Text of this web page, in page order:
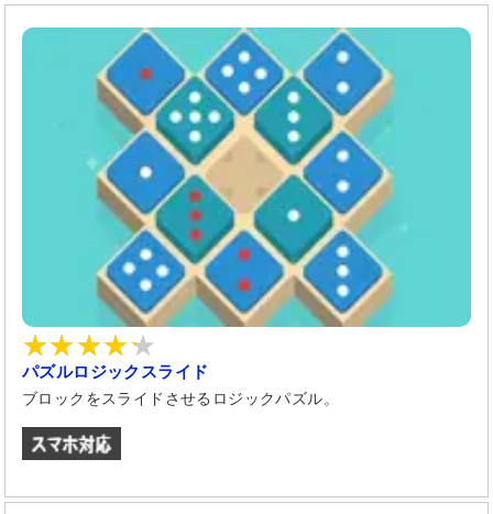
パズルロジックスライド
ブロックをスライドさせるロジックパズル。